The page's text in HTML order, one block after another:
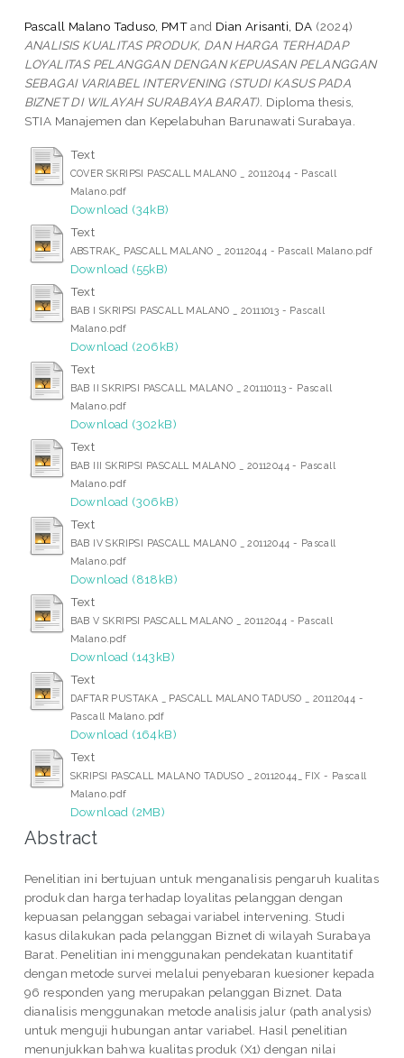
Pascall Malano Taduso, PMTand Dian Arisanti, DA (2024)
ANALISIS KUALITAS PRODUK, DAN HARGA TERHADAP
LOYALITAS PELANGGAN DENGAN KEPUASAN PELANGGAN
SEBAGAI VARIABEL INTERVENING (STUDI KASUS PADA
BIZNET DI WILAYAH SURABAYA BARAT). Diploma thesis,
STIA Manajemen dan Kepelabuhan Barunawati Surabaya.
Text
COVER SKRIPSI PASCALL MALANO _ 20112044 - Pascall
Malano.pdf
Download (34kB)
Text
ABSTRAK_ PASCALL MALANO _ 20112044 - Pascall Malano.pdf
Download (55kB)
Text
BAB I SKRIPSI PASCALL MALANO _ 20111013 - Pascall
Malano.pdf
Download (206kB)
Text
BAB II SKRIPSI PASCALL MALANO _ 201110113 - Pascall
Malano.pdf
Download (302kB)
Text
BAB III SKRIPSI PASCALL MALANO _ 20112044 - Pascall
Malano.pdf
Download (306kB)
Text
BAB IV SKRIPSI PASCALL MALANO _ 20112044 - Pascall
Malano.pdf
Download (818kB)
Text
BAB V SKRIPSI PASCALL MALANO _ 20112044 - Pascall
Malano.pdf
Download (143kB)
Text
DAFTAR PUSTAKA _ PASCALL MALANO TADUSO _ 20112044 -
Pascall Malano.pdf
Download (164kB)
Text
SKRIPSI PASCALL MALANO TADUSO _ 20112044_ FIX - Pascall
Malano.pdf
Download (2MB)
Abstract
Penelitian ini bertujuan untuk menganalisis pengaruh kualitas
produk dan harga terhadap loyalitas pelanggan dengan
kepuasan pelanggan sebagai variabel intervening. Studi
kasus dilakukan pada pelanggan Biznet di wilayah Surabaya
Barat. Penelitian ini menggunakan pendekatan kuantitatif
dengan metode survei melalui penyebaran kuesioner kepada
96 responden yang merupakan pelanggan Biznet. Data
dianalisis menggunakan metode analisis jalur (path analysis)
untuk menguji hubungan antar variabel. Hasil penelitian
menunjukkan bahwa kualitas produk (X1) dengan nilai